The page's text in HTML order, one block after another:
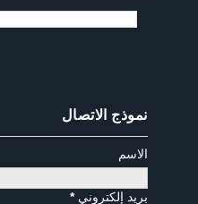
نموذج الاتصال
الاسم
بريد إلكتروني*